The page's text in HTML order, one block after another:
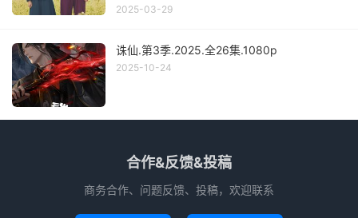
2025-03-29
诛仙.第3季.2025.全26集.1080p
2025-10-24
合作&反馈&投稿
商务合作、问题反馈、投稿，欢迎联系